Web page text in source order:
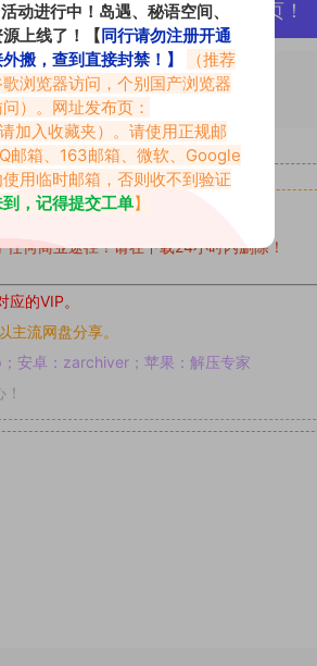
、需求请绕道，关闭本站网页！
581.html
，我们会第一时间进行审核后删除。
何商业途径！请在下载24小时内删除！
应的VIP。
主流网盘分享。
安卓：zarchiver；苹果：解压专家
动进行中！岛遇、秘语空间、
上线了！【同行请勿注册开通
搬，查到直接封禁！】
（推荐
浏览器访问，个别国产浏览器
）。网址发布页：
请加入收藏夹）。请使用正规邮
邮箱、163邮箱、微软、Google
用临时邮箱，否则收不到验证
，记得提交工单】